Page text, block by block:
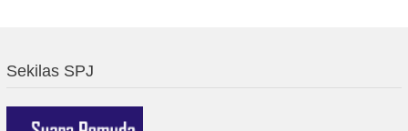
Sekilas SPJ